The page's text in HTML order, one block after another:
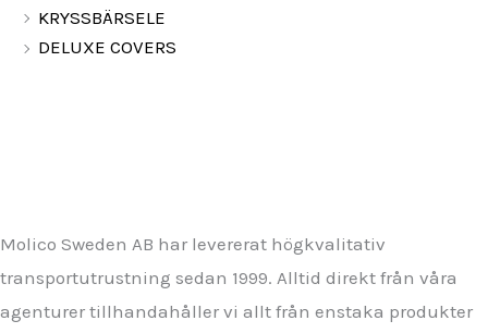
KRYSSBÄRSELE
DELUXE COVERS
Molico Sweden AB har levererat högkvalitativ
transportutrustning sedan 1999. Alltid direkt från våra
agenturer tillhandahåller vi allt från enstaka produkter